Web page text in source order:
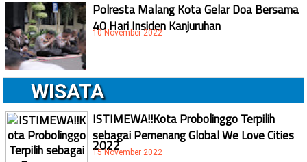
Polresta Malang Kota Gelar Doa Bersama
40 Hari Insiden Kanjuruhan
10 November 2022
WISATA
ISTIMEWA!!Kota Probolinggo Terpilih
sebagai Pemenang Global We Love Cities
2022
15 November 2022